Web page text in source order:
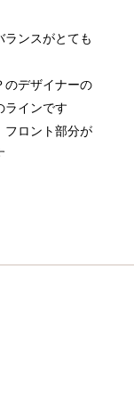
ンスがとても
のデザイナーの
インです
ロント部分が